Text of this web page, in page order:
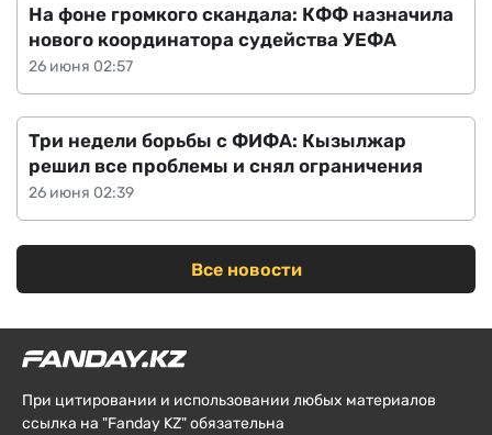
26 июня 02:57
На фоне громкого скандала: КФФ назначила
нового координатора судейства УЕФА
26 июня 02:39
Три недели борьбы с ФИФА: Кызылжар
решил все проблемы и снял ограничения
Все новости
При цитировании и использовании любых материалов
ссылка на "Fanday KZ" обязательна